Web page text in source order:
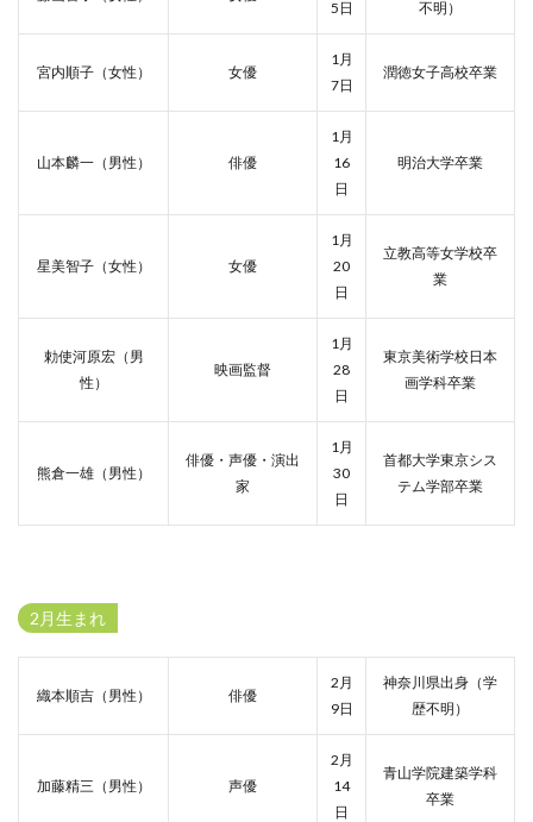
5日 不明）
宮内順子（女性） 女優
1月
7日
潤徳女子高校卒業
山本麟一（男性） 俳優
1月
16
日
明治大学卒業
星美智子（女性） 女優
1月
20
日
立教高等女学校卒
業
勅使河原宏（男
性）
映画監督
1月
28
日
東京美術学校日本
画学科卒業
熊倉一雄（男性）
俳優・声優・演出
家
1月
30
日
首都大学東京シス
テム学部卒業
2月生まれ
織本順吉（男性） 俳優
2月
9日
神奈川県出身（学
歴不明）
加藤精三（男性） 声優
2月
14
日
青山学院建築学科
卒業